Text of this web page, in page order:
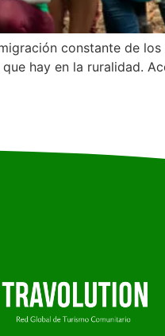
constante de
hay en la ruralidad.